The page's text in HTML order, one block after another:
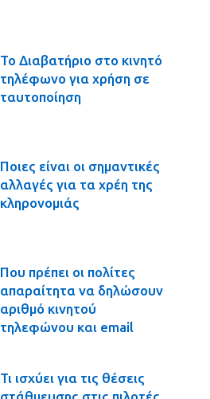
Το Διαβατήριο στο κινητό
τηλέφωνο για χρήση σε
ταυτοποίηση
Ποιες είναι οι σημαντικές
αλλαγές για τα χρέη της
κληρονομιάς
Που πρέπει οι πολίτες
απαραίτητα να δηλώσουν
αριθμό κινητού
τηλεφώνου και email
Τι ισχύει για τις θέσεις